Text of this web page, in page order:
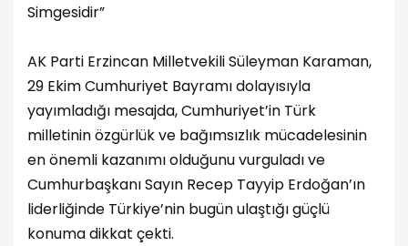
Simgesidir”
AK Parti Erzincan Milletvekili Süleyman Karaman,
29 Ekim Cumhuriyet Bayramı dolayısıyla
yayımladığı mesajda, Cumhuriyet’in Türk
milletinin özgürlük ve bağımsızlık mücadelesinin
en önemli kazanımı olduğunu vurguladı ve
Cumhurbaşkanı Sayın Recep Tayyip Erdoğan’ın
liderliğinde Türkiye’nin bugün ulaştığı güçlü
konuma dikkat çekti.